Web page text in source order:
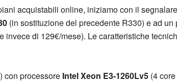
acquistabili online, iniziamo con il segnalare
(in sostituzione del precedente R330) e ad un
invece di 129€/mese). Le caratteristiche
con processore Intel Xeon E3-1260Lv5 (4